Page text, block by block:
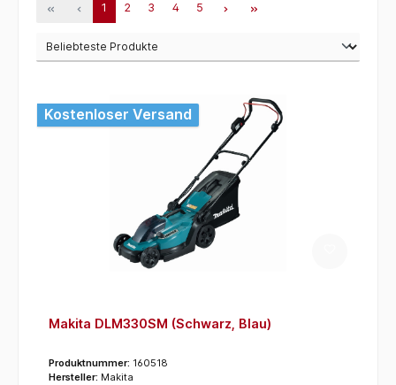
1 2 3 4 5
Kostenloser Versand
Makita DLM330SM (Schwarz, Blau)
Produktnummer: 160518
Hersteller: Makita